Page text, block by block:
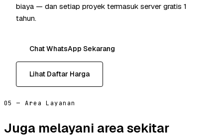
biaya — dan setiap proyek termasuk server gratis 1
tahun.
Chat WhatsApp Sekarang
Lihat Daftar Harga
05 — Area Layanan
Juga melayani area sekitar